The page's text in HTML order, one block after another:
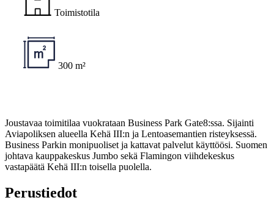
Toimistotila
300 m²
Joustavaa toimitilaa vuokrataan Business Park Gate8:ssa. Sijainti
Aviapoliksen alueella Kehä III:n ja Lentoasemantien risteyksessä.
Business Parkin monipuoliset ja kattavat palvelut käyttöösi. Suomen
johtava kauppakeskus Jumbo sekä Flamingon viihdekeskus
vastapäätä Kehä III:n toisella puolella.
Perustiedot